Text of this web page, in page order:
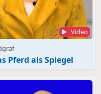
Video
Pferd als Spiegel